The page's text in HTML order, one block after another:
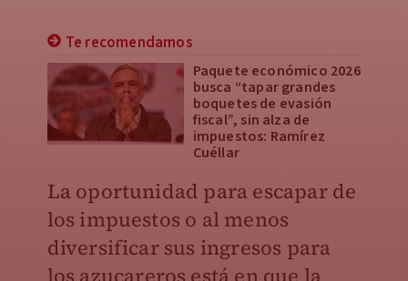
Te recomendamos
Paquete económico 2026
busca “tapar grandes
boquetes de evasión
fiscal”, sin alza de
impuestos: Ramírez
Cuéllar
La oportunidad para escapar de
los impuestos o al menos
diversificar sus ingresos para